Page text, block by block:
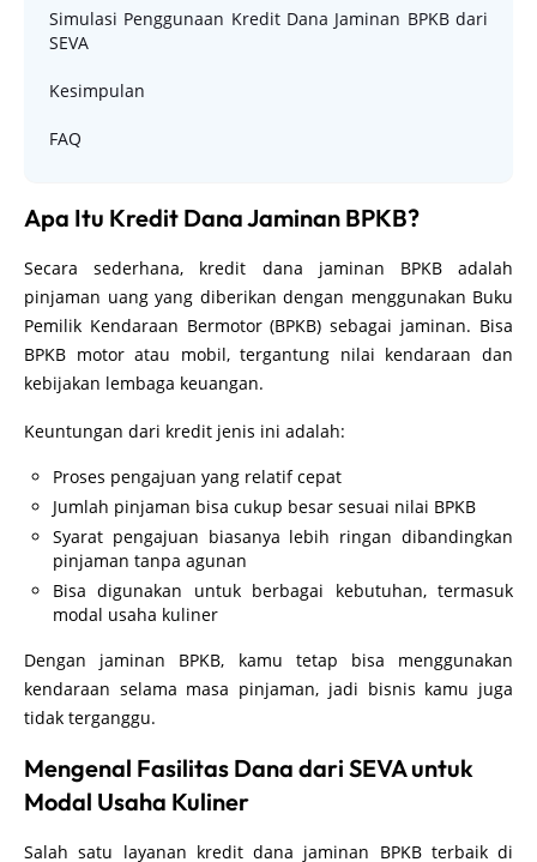
Simulasi Penggunaan Kredit Dana Jaminan BPKB dari
SEVA
Kesimpulan
FAQ
Apa Itu Kredit Dana Jaminan BPKB?
Secara sederhana, kredit dana jaminan BPKB adalah
pinjaman uang yang diberikan dengan menggunakan Buku
Pemilik Kendaraan Bermotor (BPKB) sebagai jaminan. Bisa
BPKB motor atau mobil, tergantung nilai kendaraan dan
kebijakan lembaga keuangan.
Keuntungan dari kredit jenis ini adalah:
Proses pengajuan yang relatif cepat
Jumlah pinjaman bisa cukup besar sesuai nilai BPKB
Syarat pengajuan biasanya lebih ringan dibandingkan
pinjaman tanpa agunan
Bisa digunakan untuk berbagai kebutuhan, termasuk
modal usaha kuliner
Dengan jaminan BPKB, kamu tetap bisa menggunakan
kendaraan selama masa pinjaman, jadi bisnis kamu juga
tidak terganggu.
Mengenal Fasilitas Dana dari SEVA untuk
Modal Usaha Kuliner
Salah satu layanan kredit dana jaminan BPKB terbaik di